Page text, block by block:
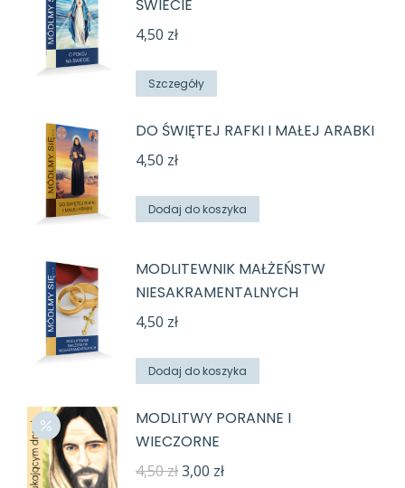
ŚWIECIE
4,50 zł
Szczegóły
DO ŚWIĘTEJ RAFKI I MAŁEJ ARABKI
4,50 zł
Dodaj do koszyka
MODLITEWNIK MAŁŻEŃSTW
NIESAKRAMENTALNYCH
4,50 zł
Dodaj do koszyka
MODLITWY PORANNE I
WIECZORNE
4,50złPierwotna
3,00 złAktualna